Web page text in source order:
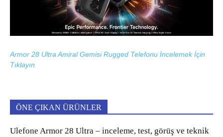
Armor 28 Ultra Amiral Gemisi Rugged Telefonu İncelemek İçin
Tıklayın
ÖNE ÇIKAN ÜRÜNLER
Ulefone Armor 28 Ultra – inceleme, test, görüş ve teknik